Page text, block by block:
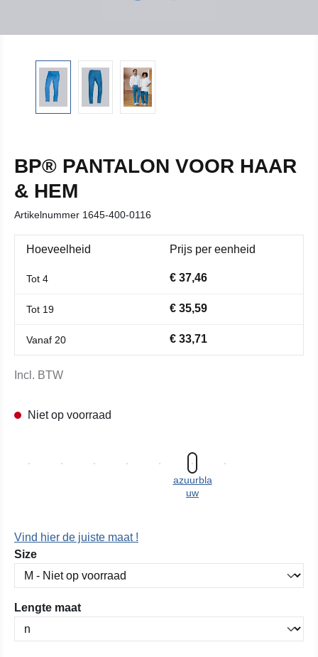
BP® PANTALON VOOR HAAR
& HEM
Artikelnummer 1645-400-0116
Hoeveelheid Prijs per eenheid
Tot 4 € 37,46
Tot 19 € 35,59
Vanaf 20 € 33,71
Incl. BTW
Niet op voorraad
azuurbla
uw
Vind hier de juiste maat !
Selecteer
Size
Selecteer
Lengte maat